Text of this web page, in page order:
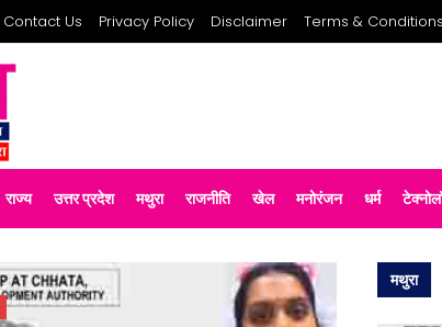
Contact Us Privacy Policy Disclaimer Terms & Conditions
राज्य उत्तर प्रदेश मथुरा राजनीति खेल मनोरंजन धर्म
मथुरा